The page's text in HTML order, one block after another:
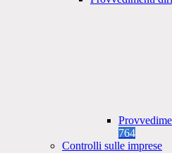
764
Controlli sulle imprese